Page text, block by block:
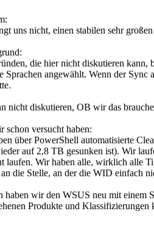
uns nicht, einen stabilen sehr
die hier nicht diskutieren kann,
Sprachen angewählt. Wenn der
nicht diskutieren, OB wir das
schon versucht haben:
über PowerShell automatisierte
auf 2,8 TB gesunken ist). Wir
laufen. Wir haben alle, wirklich alle
die Stelle, an der die WID einfach
haben wir den WSUS neu mit einem
Produkte und